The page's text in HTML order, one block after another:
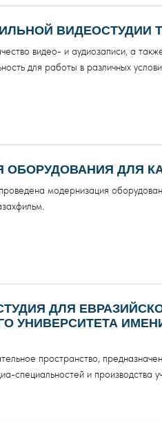
ВИДЕОСТУДИИ
видео- и аудиозаписи, а
для работы в различных
ОБОРУДОВАНИЯ ДЛЯ
модернизация
ДЛЯ
УНИВЕРСИТЕТА
пространство,
специальностей и производства